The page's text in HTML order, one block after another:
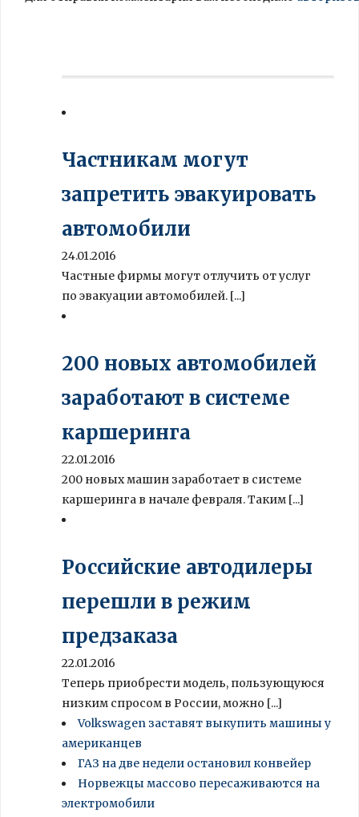
Частникам могут
запретить эвакуировать
автомобили
24.01.2016
Частные фирмы могут отлучить от услуг
по эвакуации автомобилей. [...]
200 новых автомобилей
заработают в системе
каршеринга
22.01.2016
200 новых машин заработает в системе
каршеринга в начале февраля. Таким [...]
Российские автодилеры
перешли в режим
предзаказа
22.01.2016
Теперь приобрести модель, пользующуюся
низким спросом в России, можно [...]
Volkswagen заставят выкупить машины у
американцев
ГАЗ на две недели остановил конвейер
Норвежцы массово пересаживаются на
электромобили